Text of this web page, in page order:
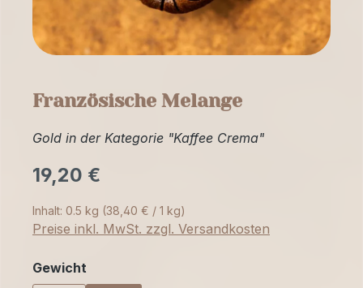
Französische Melange
Gold in der Kategorie "Kaffee Crema"
19,20 €
Inhalt: 0.5 kg (38,40 € / 1 kg)
Preise inkl. MwSt. zzgl. Versandkosten
Gewicht